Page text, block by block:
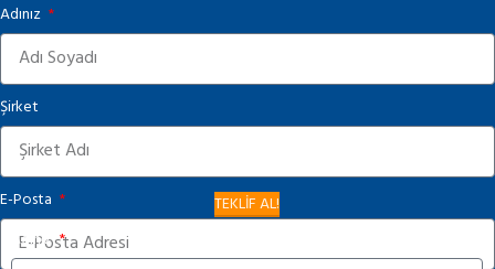
Adınız
Şirket
E-Posta
TEKLİF AL!
Adınız